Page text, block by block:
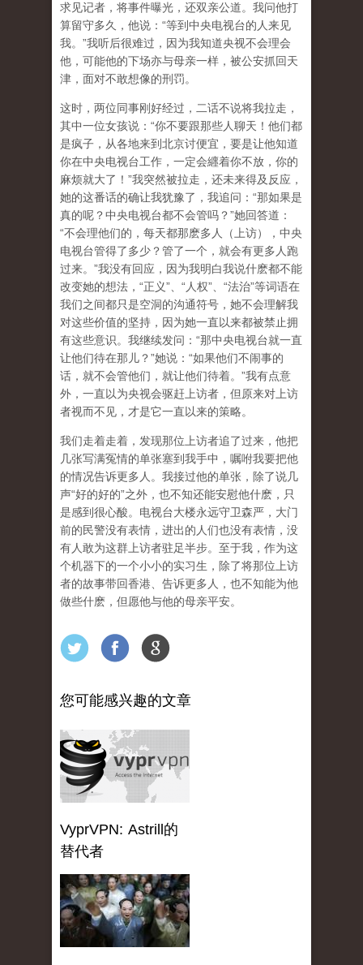
求见记者，将事件曝光，还双亲公道。我问他打
算留守多久，他说：“等到中央电视台的人来见
我。”我听后很难过，因为我知道央视不会理会
他，可能他的下场亦与母亲一样，被公安抓回天
津，面对不敢想像的刑罚。
这时，两位同事刚好经过，二话不说将我拉走，
其中一位女孩说：“你不要跟那些人聊天！他们都
是疯子，从各地来到北京讨便宜，要是让他知道
你在中央电视台工作，一定会纒着你不放，你的
麻烦就大了！”我突然被拉走，还未来得及反应，
她的这番话的确让我犹豫了，我追问：“那如果是
真的呢？中央电视台都不会管吗？”她回答道：
“不会理他们的，每天都那麽多人（上访），中央
电视台管得了多少？管了一个，就会有更多人跑
过来。”我没有回应，因为我明白我说什麽都不能
改变她的想法，“正义”、“人权”、“法治”等词语在
我们之间都只是空洞的沟通符号，她不会理解我
对这些价值的坚持，因为她一直以来都被禁止拥
有这些意识。我继续发问：“那中央电视台就一直
让他们待在那儿？”她说：“如果他们不闹事的
话，就不会管他们，就让他们待着。”我有点意
外，一直以为央视会驱赶上访者，但原来对上访
者视而不见，才是它一直以来的策略。
我们走着走着，发现那位上访者追了过来，他把
几张写满冤情的单张塞到我手中，嘱咐我要把他
的情况告诉更多人。我接过他的单张，除了说几
声“好的好的”之外，也不知还能安慰他什麽，只
是感到很心酸。电视台大楼永远守卫森严，大门
前的民警没有表情，进出的人们也没有表情，没
有人敢为这群上访者驻足半步。至于我，作为这
个机器下的一个小小的实习生，除了将那位上访
者的故事带回香港、告诉更多人，也不知能为他
做些什麽，但愿他与他的母亲平安。
您可能感兴趣的文章
VyprVPN: Astrill的
替代者